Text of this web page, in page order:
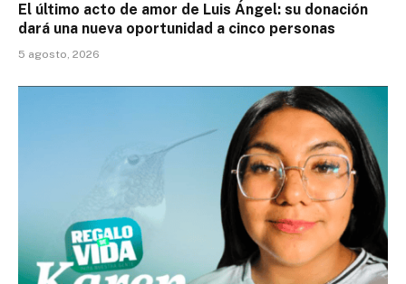
El último acto de amor de Luis Ángel: su donación
dará una nueva oportunidad a cinco personas
5 agosto, 2026